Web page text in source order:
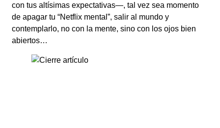
con tus altísimas expectativas—, tal vez sea momento
de apagar tu “Netflix mental”, salir al mundo y
contemplarlo, no con la mente, sino con los ojos bien
abiertos…